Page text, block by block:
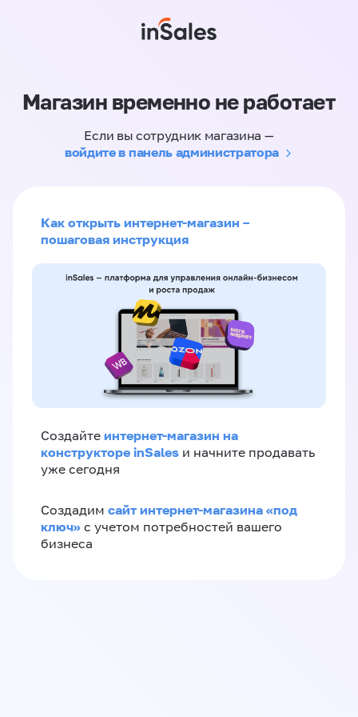
Магазин временно не работает
Если вы сотрудник магазина —
войдите в панель администратора
Как открыть интернет-магазин –
пошаговая инструкция
Создайте интернет-магазин на
конструкторе inSales и начните продавать
уже сегодня
Создадим сайт интернет-магазина «под
ключ» с учетом потребностей вашего
бизнеса